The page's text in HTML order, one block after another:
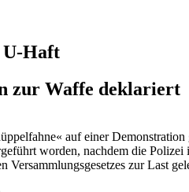
U-Haft
zur Waffe deklariert
auf einer
worden, nachdem die
Versammlungsgesetzes zur Last